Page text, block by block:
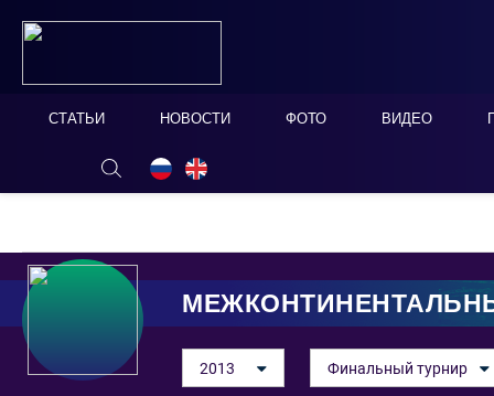
СТАТЬИ НОВОСТИ ФОТО ВИДЕО
ОНЛАЙН ТАБЛО СКРЫТЬ
2013 Финальный турнир